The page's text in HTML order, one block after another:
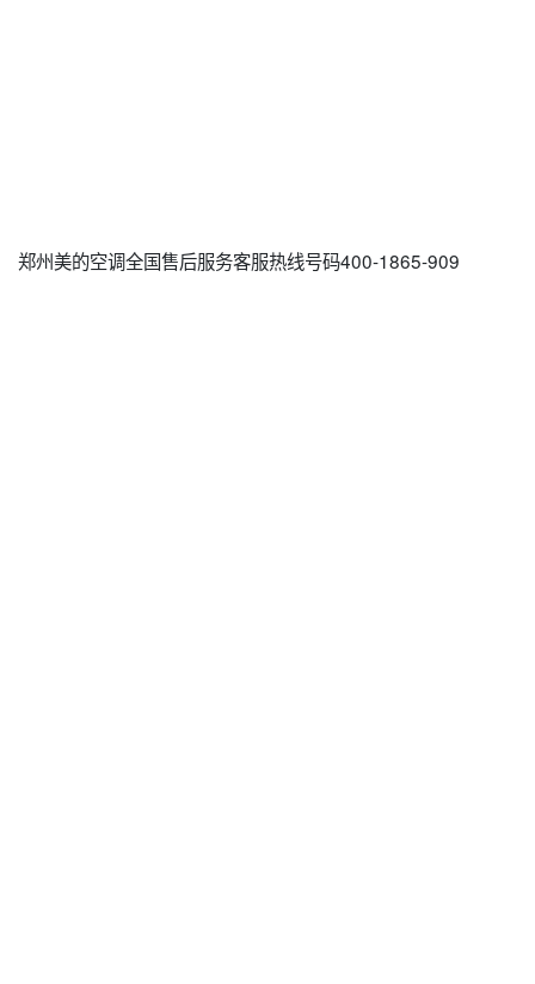
郑州美的空调全国售后服务客服热线号码400-1865-909